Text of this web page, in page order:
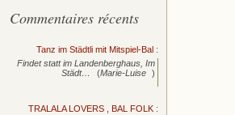
Commentaires récents
Tanz im Städtli mit Mitspiel-Bal :
Findet statt im Landenberghaus, Im
Städt…
(Marie-Luise )
TRALALA LOVERS , BAL FOLK :